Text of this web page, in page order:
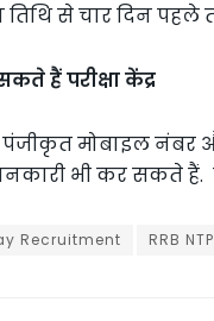
तिथि से चार दिन
हैं परीक्षा केंद्र
पंजीकृत मोबाइल नंबर
भी कर सकते हैं.
Recruitment RRB